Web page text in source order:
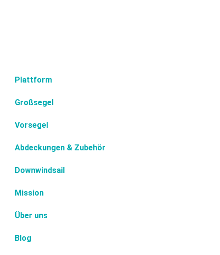
Plattform
Großsegel
Vorsegel
Abdeckungen & Zubehör
Downwindsail
Mission
Über uns
Blog